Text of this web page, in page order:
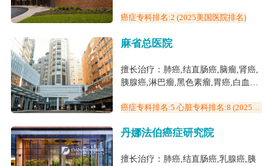
癌症专科排名:2 (2025美国医院排名)
麻省总医院
擅长治疗：肺癌,结直肠癌,脑瘤,肾癌,
胰腺癌,淋巴瘤,黑色素瘤,胃癌,白血病,
瘤,白血病(儿童),银屑病,质子与重离
癌症专科排名:5 心脏专科排名:8 (2025美
丹娜法伯癌症研究院
擅长治疗：肺癌,结直肠癌,乳腺癌,胰